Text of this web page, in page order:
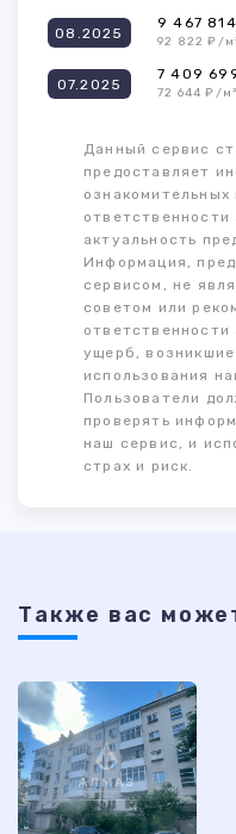
08.2025
9 467
92 822 ₽/
07.2025
7 409
72 644 ₽/м²
Данный сервис
предоставляет
ответственности
актуальность
Информация,
сервисом, не
советом или
ущерб,
использования
Пользователи
проверять
наш сервис, и
страх и риск.
Также ваc